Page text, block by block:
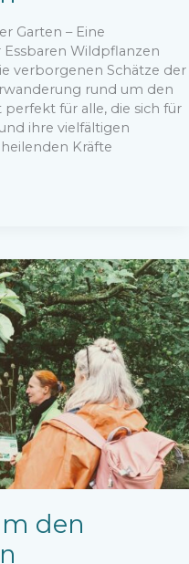
Garten – Eine
Wildpflanzen
verborgenen Schätze der
rund um den
perfekt für alle, die sich für
ihre vielfältigen
Kräfte
den